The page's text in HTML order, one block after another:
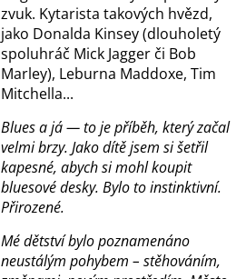
zvuk. Kytarista takových hvězd,
jako Donalda Kinsey (dlouholetý
spoluhráč Mick Jagger či Bob
Marley), Leburna Maddoxe, Tim
Mitchella...
Blues a já — to je příběh, který začal
velmi brzy. Jako dítě jsem si šetřil
kapesné, abych si mohl koupit
bluesové desky. Bylo to instinktivní.
Přirozené.
Mé dětství bylo poznamenáno
neustálým pohybem – stěhováním,